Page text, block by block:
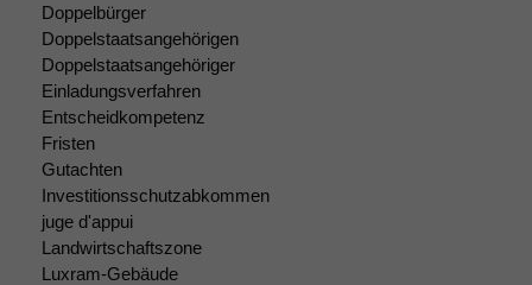
Doppelbürger
Doppelstaatsangehörigen
Doppelstaatsangehöriger
Einladungsverfahren
Entscheidkompetenz
Fristen
Gutachten
Investitionsschutzabkommen
juge d'appui
Landwirtschaftszone
Luxram-Gebäude